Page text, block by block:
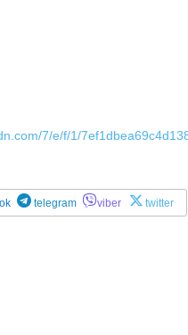
7/e/f/1/
telegram viber twitter